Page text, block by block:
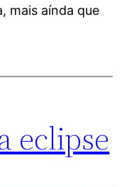
mais aínda que
eclipse